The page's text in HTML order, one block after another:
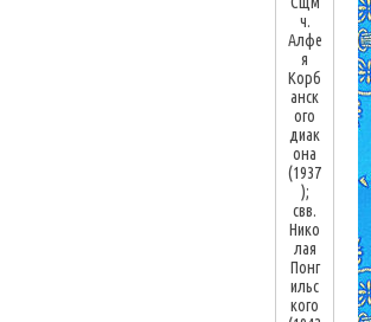
ч.
Алфе
я
Корб
анск
ого
диак
она
(1937
);
свв.
Нико
лая
Понг
ильс
кого